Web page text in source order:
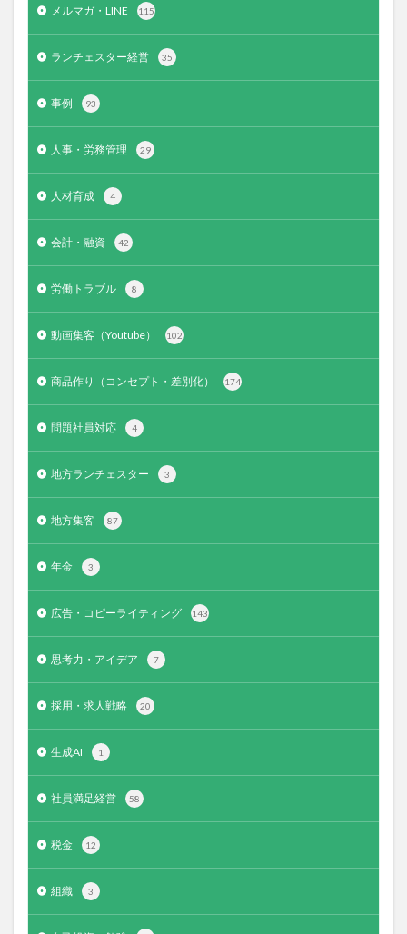
メルマガ・LINE 115
ランチェスター経営 35
事例 93
人事・労務管理 29
人材育成 4
会計・融資 42
労働トラブル 8
動画集客（Youtube） 102
商品作り（コンセプト・差別化） 174
問題社員対応 4
地方ランチェスター 3
地方集客 87
年金 3
広告・コピーライティング 143
思考力・アイデア 7
採用・求人戦略 20
生成AI 1
社員満足経営 58
税金 12
組織 3